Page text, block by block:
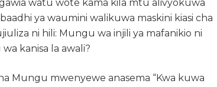
watu wote kama kila mtu alivyokuwa
ya waumini walikuwa maskini kiasi cha
ni hili: Mungu wa injili ya mafanikio ni
kanisa la awali?
Mungu mwenyewe anasema “Kwa kuwa